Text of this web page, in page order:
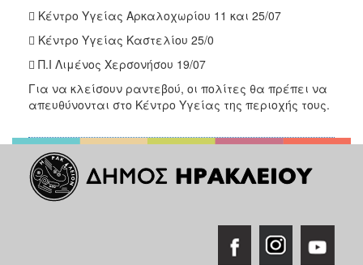
ΔΗΜΟΣ
ΠΟΛΙΤΙΣΜΟΣ
 Κέντρο Υγείας Αρκαλοχωρίου 11 και 25/07
 Κέντρο Υγείας Καστελίου 25/0
 Π.Ι Λιμένος Χερσονήσου 19/07
Για να κλείσουν ραντεβού, οι πολίτες θα πρέπει να
απευθύνονται στο Κέντρο Υγείας της περιοχής τους.